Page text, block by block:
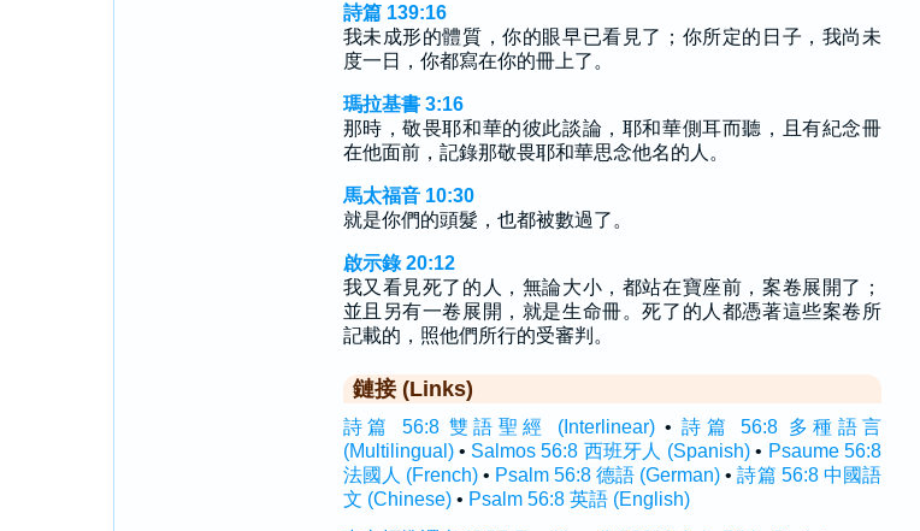
詩篇 139:16
我未成形的體質，你的眼早已看見了；你所定的日子，我尚未
度一日，你都寫在你的冊上了。
瑪拉基書 3:16
那時，敬畏耶和華的彼此談論，耶和華側耳而聽，且有紀念冊
在他面前，記錄那敬畏耶和華思念他名的人。
馬太福音 10:30
就是你們的頭髮，也都被數過了。
啟示錄 20:12
我又看見死了的人，無論大小，都站在寶座前，案卷展開了；
並且另有一卷展開，就是生命冊。死了的人都憑著這些案卷所
記載的，照他們所行的受審判。
鏈接 (Links)
詩篇 56:8 雙語聖經 (Interlinear)•詩篇 56:8 多種語言
(Multilingual)• Salmos 56:8 西班牙人 (Spanish) • Psaume 56:8
法國人 (French)• Psalm 56:8 德語 (German) •詩篇 56:8 中國語
文 (Chinese)• Psalm 56:8 英語 (English)